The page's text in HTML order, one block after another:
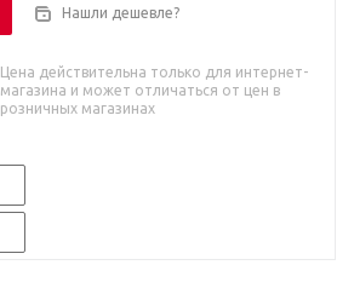
Нашли дешевле?
Цена действительна только для интернет-
магазина и может отличаться от цен в
розничных магазинах